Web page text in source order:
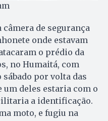
de segurança
onde estavam
o prédio da
no Humaitá, com
por volta das
um deles estaria com o
a identificação.
moto, e fugiu na